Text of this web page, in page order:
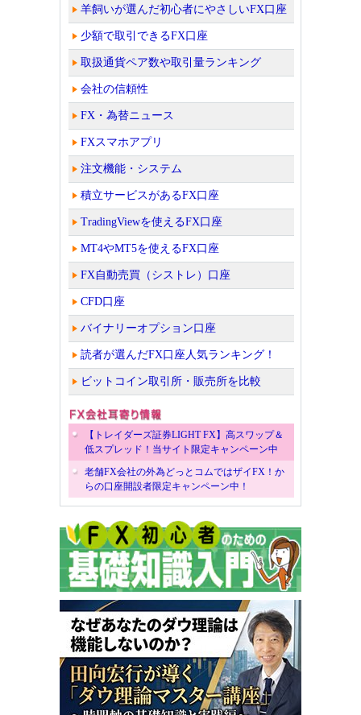
羊飼いが選んだ初心者にやさしいFX口座
少額で取引できるFX口座
取扱通貨ペア数や取引量ランキング
会社の信頼性
FX・為替ニュース
FXスマホアプリ
注文機能・システム
積立サービスがあるFX口座
TradingViewを使えるFX口座
MT4やMT5を使えるFX口座
FX自動売買（シストレ）口座
CFD口座
バイナリーオプション口座
読者が選んだFX口座人気ランキング！
ビットコイン取引所・販売所を比較
【トレイダーズ証券LIGHT FX】高スワップ＆
低スプレッド！当サイト限定キャンペーン中
老舗FX会社の外為どっとコムではザイFX！か
らの口座開設者限定キャンペーン中！